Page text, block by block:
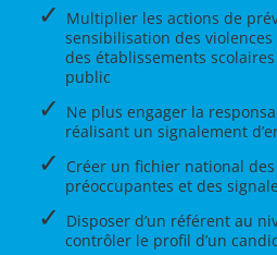
Multiplier les actions de
sensibilisation des
des établissements
public
Ne plus engager la
réalisant un signalement
Créer un fichier national
préoccupantes et des
Disposer d’un référent au
contrôler le profil d’un